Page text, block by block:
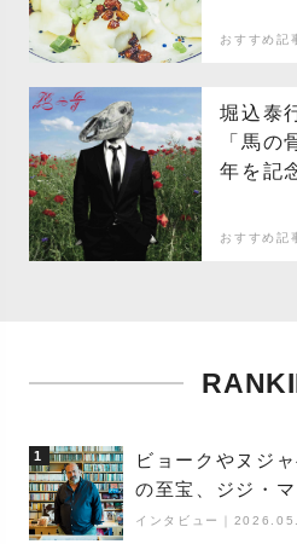
おすすめ
堀込泰
「馬の
年を記
おすすめ
1
ビョークやヌジ
の至宝、ジジ・
巨匠”が明かす創
インタビュー